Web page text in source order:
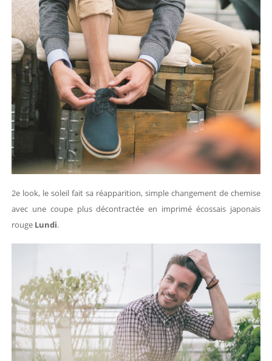
2e look, le soleil fait sa réapparition, simple changement de chemise
avec une coupe plus décontractée en imprimé écossais japonais
rouge Lundi.